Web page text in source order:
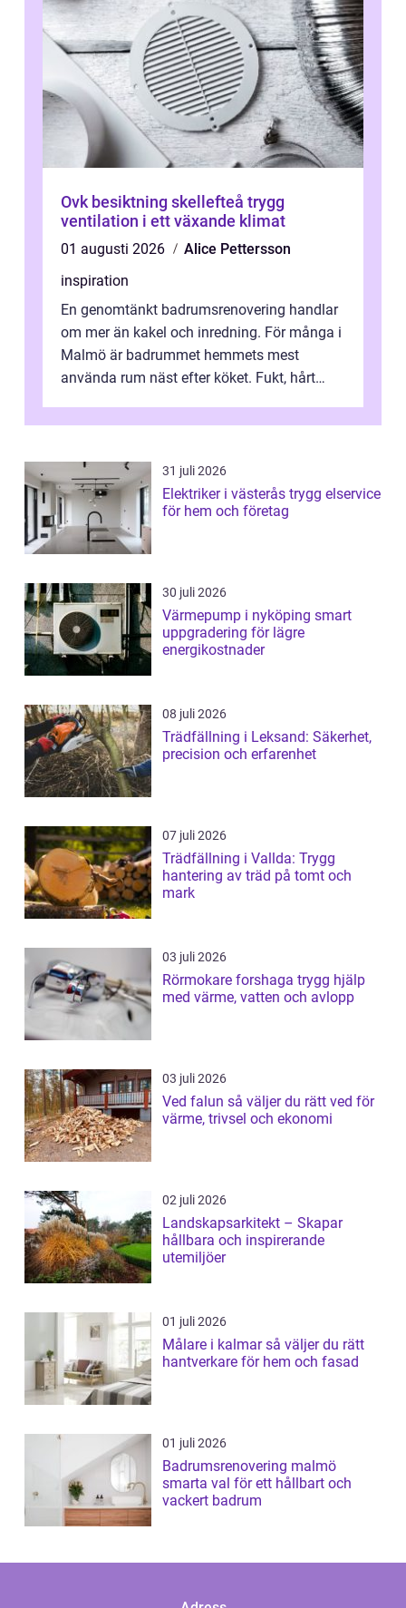
Ovk besiktning skellefteå trygg
ventilation i ett växande klimat
01 augusti 2026
Alice Pettersson
inspiration
En genomtänkt badrumsrenovering handlar
om mer än kakel och inredning. För många i
Malmö är badrummet hemmets mest
använda rum näst efter köket. Fukt, hårt
...
31 juli 2026
Elektriker i västerås trygg elservice
för hem och företag
30 juli 2026
Värmepump i nyköping smart
uppgradering för lägre
energikostnader
08 juli 2026
Trädfällning i Leksand: Säkerhet,
precision och erfarenhet
07 juli 2026
Trädfällning i Vallda: Trygg
hantering av träd på tomt och
mark
03 juli 2026
Rörmokare forshaga trygg hjälp
med värme, vatten och avlopp
03 juli 2026
Ved falun så väljer du rätt ved för
värme, trivsel och ekonomi
02 juli 2026
Landskapsarkitekt – Skapar
hållbara och inspirerande
utemiljöer
01 juli 2026
Målare i kalmar så väljer du rätt
hantverkare för hem och fasad
01 juli 2026
Badrumsrenovering malmö
smarta val för ett hållbart och
vackert badrum